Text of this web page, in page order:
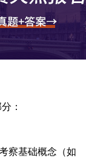
：
察基础概念（如